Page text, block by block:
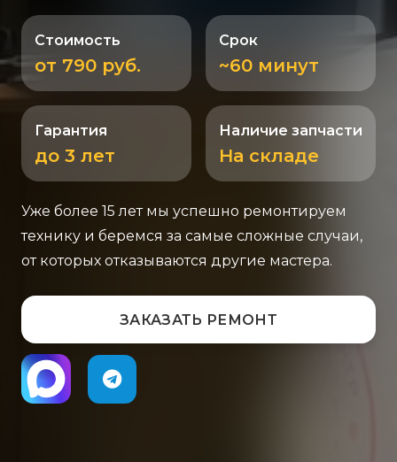
Стоимость
от 790 руб.
Срок
~60 минут
Гарантия
до 3 лет
Наличие запчасти
На складе
Уже более 15 лет мы успешно ремонтируем
технику и беремся за самые сложные случаи,
от которых отказываются другие мастера.
ЗАКАЗАТЬ РЕМОНТ